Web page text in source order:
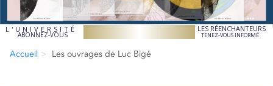
L'UNIVERSITÉ
ABONNEZ-VOUS
LES RÉENCHANTEURS
TENEZ-VOUS INFORMÉ
Accueil Les ouvrages de Luc Bigé